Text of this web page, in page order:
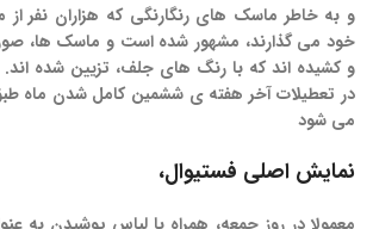
و به خاطر ماسک های رنگارنگی که هزاران نفر
خود می گذارند، مشهور شده است و ماسک ها،
و کشیده اند که با رنگ های جلف، تزیین شده اند.
در تعطیلات آخر هفته ی ششمین کامل شدن ماه طبق
می شود
نمایش اصلی فستیوال،